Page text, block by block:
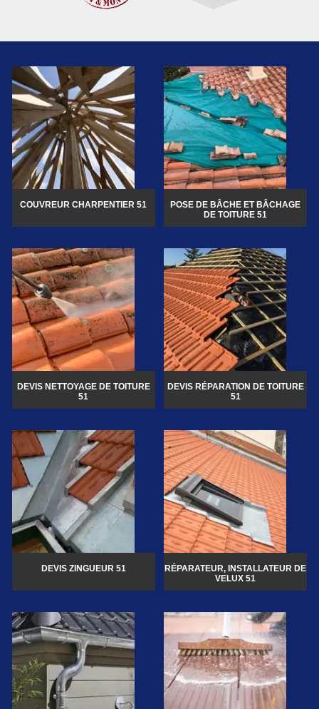
COUVREUR CHARPENTIER 51
POSE DE BÂCHE ET BÂCHAGE
DE TOITURE 51
DEVIS NETTOYAGE DE TOITURE
51
DEVIS RÉPARATION DE TOITURE
51
DEVIS ZINGUEUR 51
RÉPARATEUR, INSTALLATEUR DE
VELUX 51